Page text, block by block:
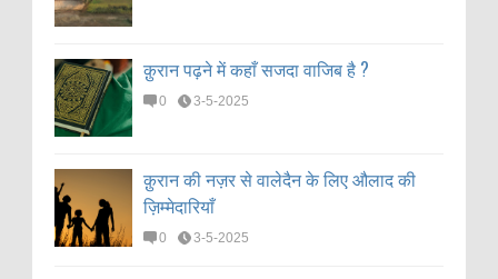
क़ुरान पढ़ने में कहाँ सजदा वाजिब है ?
0 3-5-2025
क़ुरान की नज़र से वालेदैन के लिए औलाद की
ज़िम्मेदारियाँ
0 3-5-2025